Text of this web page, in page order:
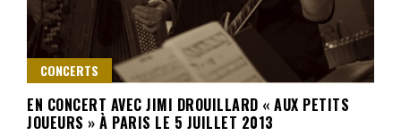
CONCERTS
EN CONCERT AVEC JIMI DROUILLARD « AUX PETITS
JOUEURS » À PARIS LE 5 JUILLET 2013